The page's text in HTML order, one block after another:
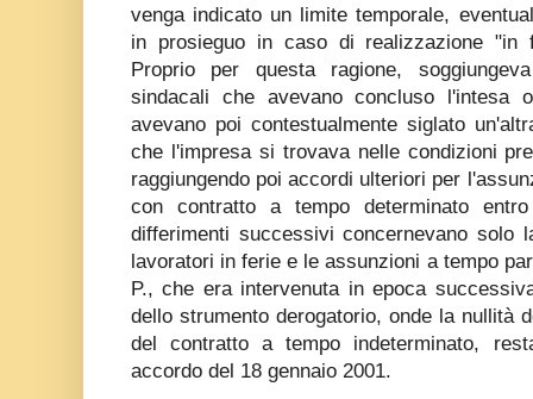
venga indicato un limite temporale,
in prosieguo in caso di realizzazione "in
Proprio per questa ragione,
sindacali che avevano concluso l'intesa
avevano poi contestualmente siglato
che l'impresa si trovava nelle condizioni
raggiungendo poi accordi ulteriori per
con contratto a tempo determinato
differimenti successivi concernevano solo
lavoratori in ferie e le assunzioni a tempo
P., che era intervenuta in epoca
dello strumento derogatorio, onde la nullità
del contratto a tempo indeterminato,
accordo del 18 gennaio 2001.